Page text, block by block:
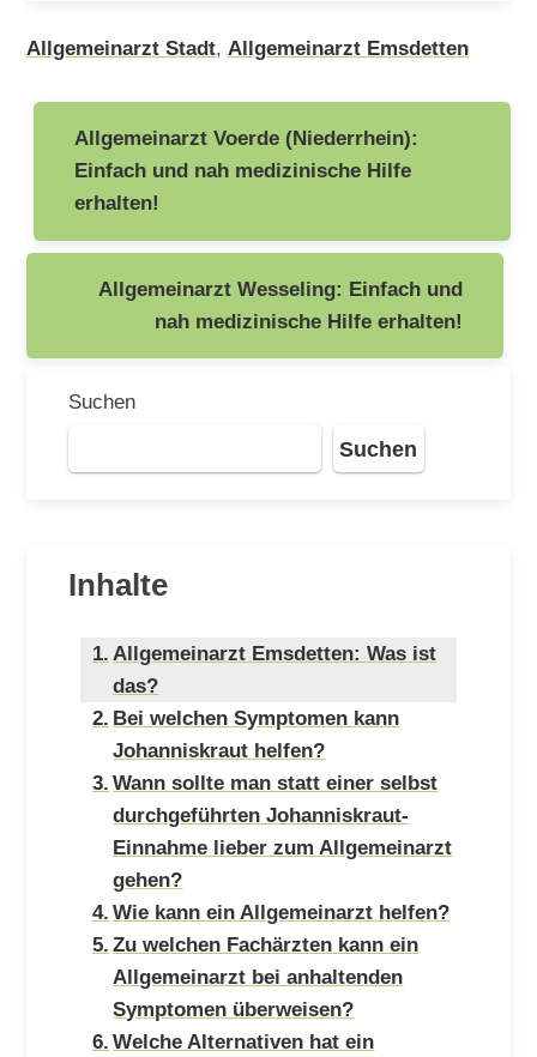
Allgemeinarzt Stadt, Allgemeinarzt Emsdetten
Beitragsnavigation
Allgemeinarzt Voerde (Niederrhein):
Einfach und nah medizinische Hilfe
erhalten!
Allgemeinarzt Wesseling: Einfach und
nah medizinische Hilfe erhalten!
Suchen
Suchen
Inhalte
Allgemeinarzt Emsdetten: Was ist
das?
Bei welchen Symptomen kann
Johanniskraut helfen?
Wann sollte man statt einer selbst
durchgeführten Johanniskraut-
Einnahme lieber zum Allgemeinarzt
gehen?
Wie kann ein Allgemeinarzt helfen?
Zu welchen Fachärzten kann ein
Allgemeinarzt bei anhaltenden
Symptomen überweisen?
Welche Alternativen hat ein